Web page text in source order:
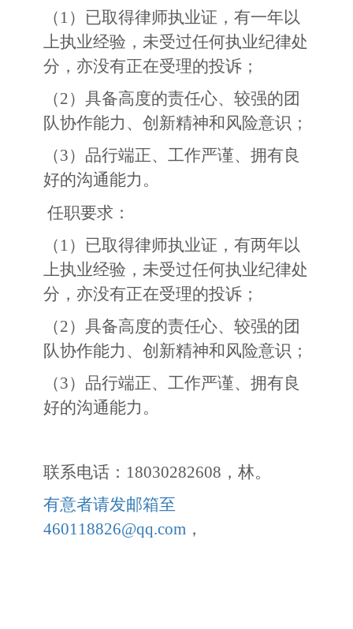
（ 1 ）已取得律师执业证，有一年以
上执业经验，未受过任何执业纪律处
分，亦没有正在受理的投诉；
（2）具备高度的责任心、较强的团
队协作能力、创新精神和风险意识；
（3）品行端正、工作严谨、拥有良
好的沟通能力。
任职要求：
（ 1 ）已取得律师执业证，有两年以
上执业经验，未受过任何执业纪律处
分，亦没有正在受理的投诉；
（2）具备高度的责任心、较强的团
队协作能力、创新精神和风险意识；
（3）品行端正、工作严谨、拥有良
好的沟通能力。
联系电话： 18030282608 ，林。
有意者请发邮箱至
460118826@qq.com ，